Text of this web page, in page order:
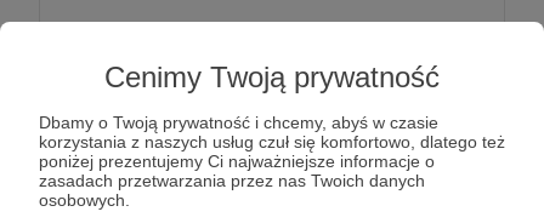
Cenimy Twoją prywatność
Dbamy o Twoją prywatność i chcemy, abyś w czasie
korzystania z naszych usług czuł się komfortowo, dlatego też
poniżej prezentujemy Ci najważniejsze informacje o
zasadach przetwarzania przez nas Twoich danych
osobowych.
30 zł miesięcznie